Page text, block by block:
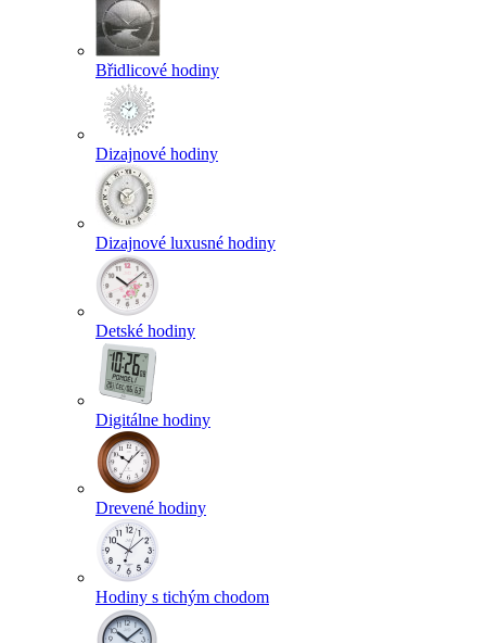
Břidlicové hodiny
Dizajnové hodiny
Dizajnové luxusné hodiny
Detské hodiny
Digitálne hodiny
Drevené hodiny
Hodiny s tichým chodom